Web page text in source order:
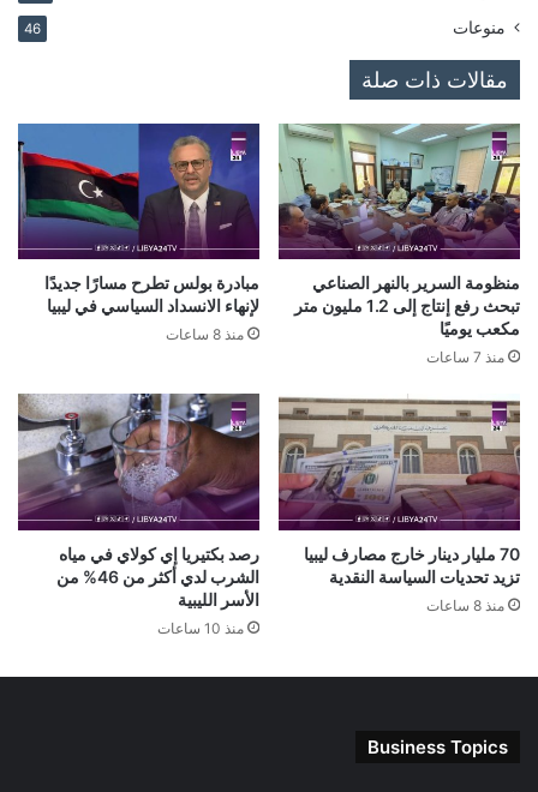
منوعات 46
مقالات ذات صلة
منظومة السرير بالنهر الصناعي
تبحث رفع إنتاج إلى 1.2 مليون متر
مكعب يوميًا
منذ 7 ساعات
مبادرة بولس تطرح مسارًا جديدًا
لإنهاء الانسداد السياسي في ليبيا
منذ 8 ساعات
70 مليار دينار خارج مصارف ليبيا
تزيد تحديات السياسة النقدية
منذ 8 ساعات
رصد بكتيريا إي كولاي في مياه
الشرب لدي أكثر من 46% من
الأسر الليبية
منذ 10 ساعات
Business Topics